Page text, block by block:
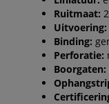
Ruitmaat:
Uitvoering:
Binding:
Perforatie:
Boorgaten: